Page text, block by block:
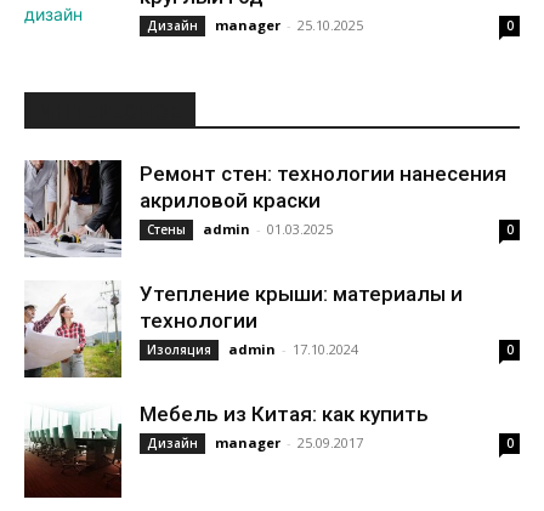
Дизайн manager - 25.10.2025 0
Ремонт стен: технологии нанесения
акриловой краски
Стены admin - 01.03.2025 0
Утепление крыши: материалы и
технологии
Изоляция admin - 17.10.2024 0
Мебель из Китая: как купить
Дизайн manager - 25.09.2017 0